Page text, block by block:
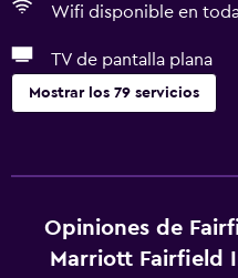
Wifi disponible en
TV de pantalla plana
Mostrar los 79 servicios
Wifi gratis
Wifi disponible en todas las
Internet
Opiniones de
Marriott Fairfield